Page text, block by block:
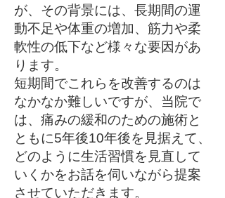
が、その背景には、長期間の運
動不足や体重の増加、筋力や柔
軟性の低下など様々な要因があ
ります。
短期間でこれらを改善するのは
なかなか難しいですが、当院で
は、痛みの緩和のための施術と
ともに5年後10年後を見据えて、
どのように生活習慣を見直して
いくかをお話を伺いながら提案
させていただきます。